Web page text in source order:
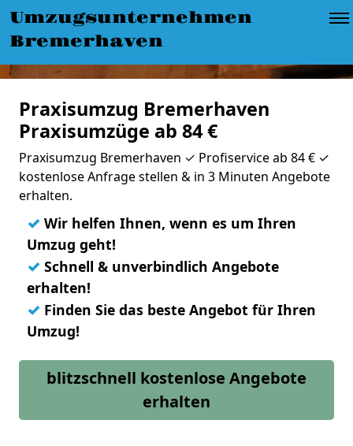
Umzugsunternehmen
Bremerhaven
Praxisumzug Bremerhaven
Praxisumzüge ab 84 €
Praxisumzug Bremerhaven ✓ Profiservice ab 84 € ✓
kostenlose Anfrage stellen & in 3 Minuten Angebote
erhalten.
✓ Wir helfen Ihnen, wenn es um Ihren
Umzug geht!
✓ Schnell & unverbindlich Angebote
erhalten!
✓ Finden Sie das beste Angebot für Ihren
Umzug!
blitzschnell kostenlose Angebote
erhalten